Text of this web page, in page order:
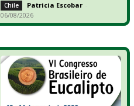
Chile Patricia Escobar -
06/08/2026